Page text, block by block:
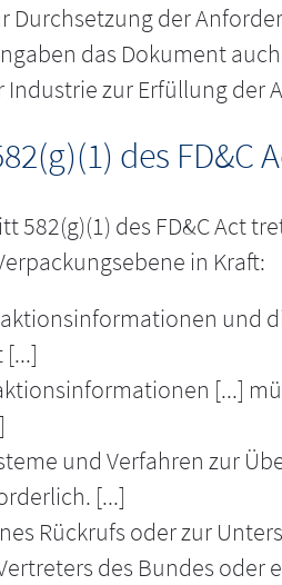
Durchsetzung der
das Dokument
Industrie zur Erfüllung der
des FD&C
582(g)(1) des FD&C Act
in Kraft:
und
[...]
und Verfahren zur
[...]
Rückrufs oder zur
des Bundes